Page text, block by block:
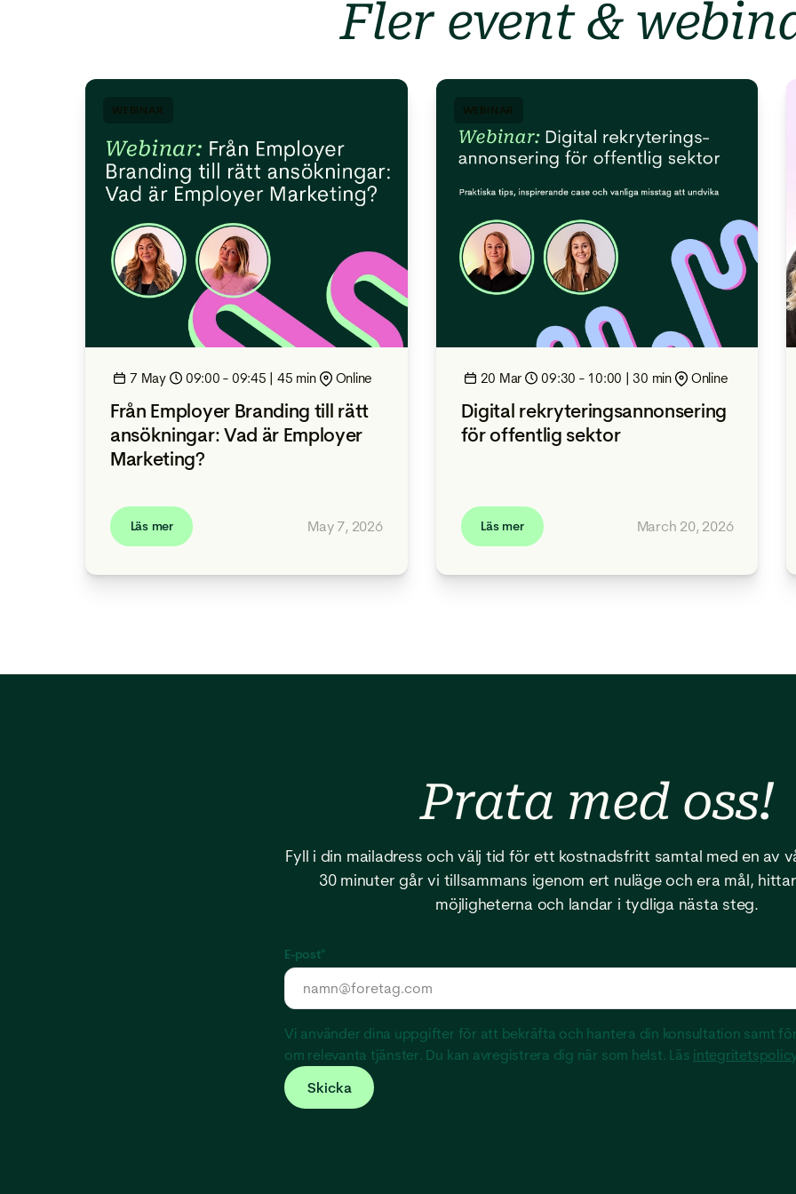
Fler event &
WEBINAR
7 May 09:00 - 09:45 | 45 min Online
Från Employer Branding till rätt
ansökningar: Vad är Employer
Marketing?
Läs mer May 7, 2026
WEBINAR
20 Mar 09:30 - 10:00 | 30 min Online
Digital rekryteringsannonsering
för offentlig sektor
Läs mer March 20, 2026
Prata med oss!
Fyll i din mailadress och välj tid för ett kostnadsfritt samtal med en av
30 minuter går vi tillsammans igenom ert nuläge och era mål,
möjligheterna och landar i tydliga nästa steg.
E-post*
Vi använder dina uppgifter för att bekräfta och hantera din konsultation samt
om relevanta tjänster. Du kan avregistrera dig när som helst. Läs